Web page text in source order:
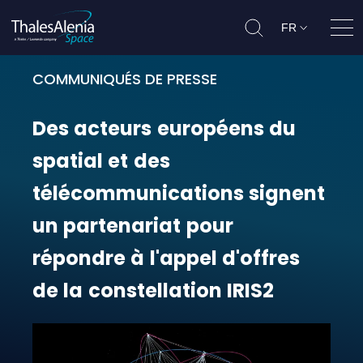
FR
COMMUNIQUÉS DE PRESSE
Des acteurs européens du
Des acteurs européens du
spatial et des
télécommunicationssignent
un partenariat pour
répondre à l'appel d'offres
de la constellation IRIS2